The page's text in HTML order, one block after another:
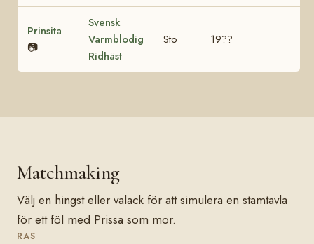
Prinsita
📷
Svensk
Varmblodig
Ridhäst
Sto 19??
Matchmaking
Välj en hingst eller valack för att simulera en stamtavla
för ett föl med Prissa som mor.
RAS